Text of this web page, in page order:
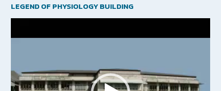
LEGEND OF PHYSIOLOGY BUILDING